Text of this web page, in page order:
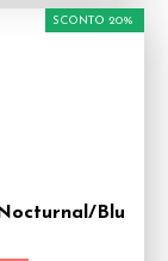
Blu
SCONTO 20%